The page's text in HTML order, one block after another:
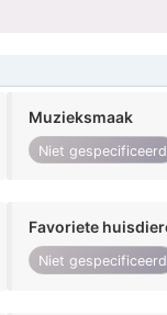
Muzieksmaak
Niet gespecificeerd
Favoriete
Niet gespecificeerd